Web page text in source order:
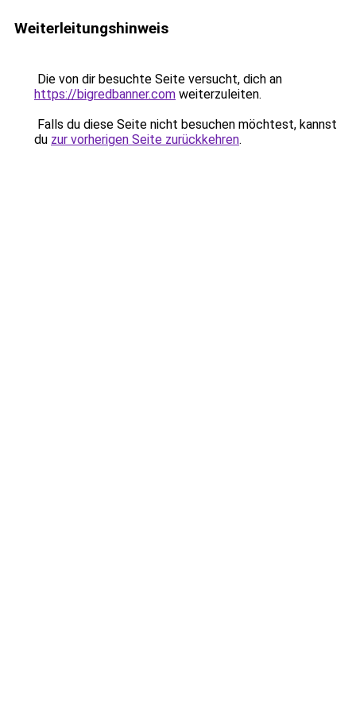
Weiterleitungshinweis
Die von dir besuchte Seite versucht, dich an
https://bigredbanner.com weiterzuleiten.
Falls du diese Seite nicht besuchen möchtest, kannst
du zur vorherigen Seite zurückkehren.